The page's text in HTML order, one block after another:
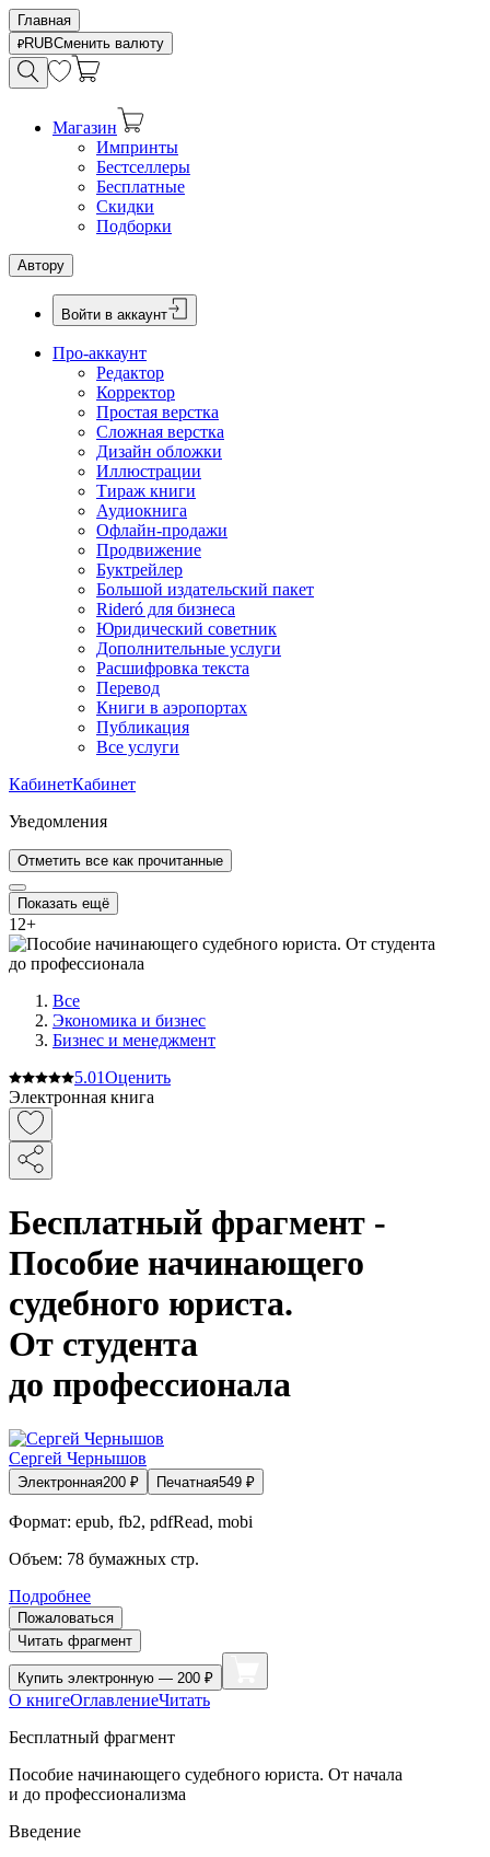
Главная
RUBСменить валюту
Магазин
Импринты
Бестселлеры
Бесплатные
Скидки
Подборки
Автору
Войти в аккаунт
Про-аккаунт
Редактор
Корректор
Простая верстка
Сложная верстка
Дизайн обложки
Иллюстрации
Тираж книги
Аудиокнига
Офлайн-продажи
Продвижение
Буктрейлер
Большой издательский пакет
Rideró для бизнеса
Юридический советник
Дополнительные услуги
Расшифровка текста
Перевод
Книги в аэропортах
Публикация
Все услуги
КабинетКабинет
Уведомления
Отметить все как прочитанные
Показать ещё
12+
Все
Экономика и бизнес
Бизнес и менеджмент
5.01Оценить
Электронная книга
Бесплатный фрагмент -
Пособие начинающего
судебного юриста.
От студента
до профессионала
Сергей Чернышов
Электронная200 ₽ Печатная549 ₽
Формат: epub, fb2, pdfRead, mobi
Объем: 78 бумажных стр.
Подробнее
Пожаловаться
Читать фрагмент
Купить электронную — 200 ₽
О книгеОглавлениеЧитать
Бесплатный фрагмент
Пособие начинающего судебного юриста. От начала
и до профессионализма
Введение